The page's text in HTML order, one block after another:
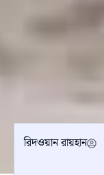
রিদওয়ান রায়হান